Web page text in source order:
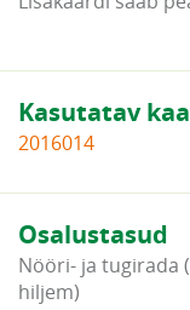
Kasutatav
2016014
Osalustasud
Nööri- ja tugirada
hiljem)